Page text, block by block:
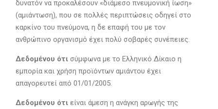
δυνατόν να προκαλέσουν «διάμεσο πνευμονική ίωση»
(αμιάντωση), που σε πολλές περιπτώσεις οδηγεί στο
καρκίνο του πνεύμονα, η δε επαφή του με τον
ανθρώπινο οργανισμό έχει πολύ σοβαρές συνέπειες.
Δεδομένου ότι σύμφωνα με το Ελληνικό Δίκαιο η
εμπορία και χρήση προϊόντων αμιάντου έχει
απαγορευτεί από 01/01/2005.
Δεδομένου ότιείναι άμεση η ανάγκη αρωγής της